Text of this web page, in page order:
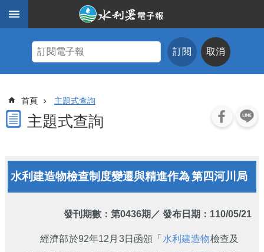
跳到主要內容區塊
題
式
查
期
訂閱 取消
首頁 主題式查詢
主題式查詢
水利建造物檢查制度變遷與精進作為第四河川局
發刊期數： 第0436期 ／ 發布日期：110/05/21
經濟部於92年12月3日函頒「 水利建造物檢查及